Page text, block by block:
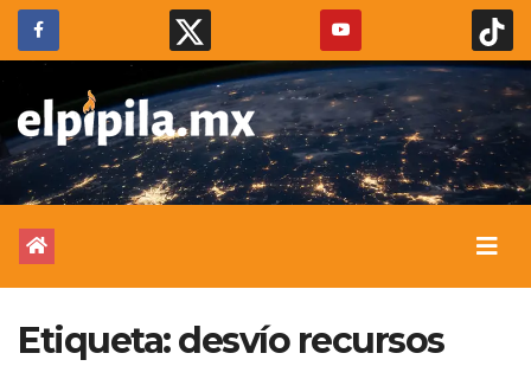
Etiqueta:desvío recursos